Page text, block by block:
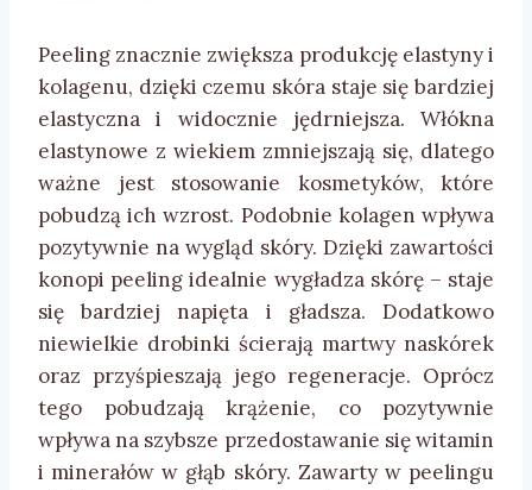
Peeling znacznie zwiększa produkcję elastyny i
kolagenu, dzięki czemu skóra staje się bardziej
elastyczna i widocznie jędrniejsza. Włókna
elastynowe z wiekiem zmniejszają się, dlatego
ważne jest stosowanie kosmetyków, które
pobudzą ich wzrost. Podobnie kolagen wpływa
pozytywnie na wygląd skóry. Dzięki zawartości
konopi peeling idealnie wygładza skórę – staje
się bardziej napięta i gładsza. Dodatkowo
niewielkie drobinki ścierają martwy naskórek
oraz przyśpieszają jego regeneracje. Oprócz
tego pobudzają krążenie, co pozytywnie
wpływa na szybsze przedostawanie się witamin
i minerałów w głąb skóry. Zawarty w peelingu